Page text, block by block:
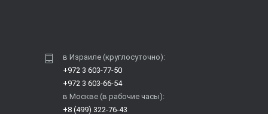
в Израиле (круглосуточно):
+972 3 603-77-50
+972 3 603-66-54
в Москве (в рабочие часы):
+8 (499) 322-76-43